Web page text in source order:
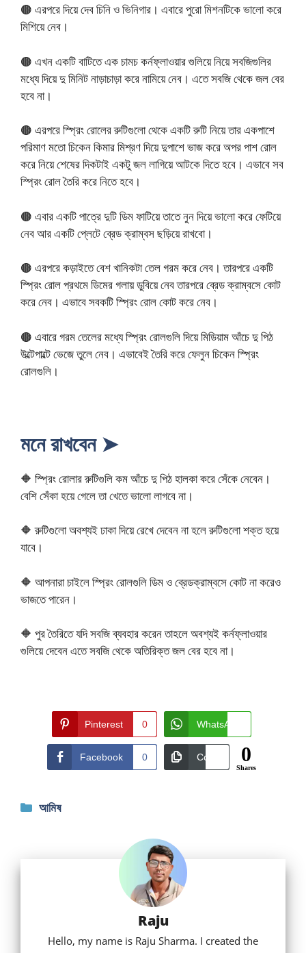
🟤 এরপরে দিয়ে দেব চিনি ও ভিনিগার। এবারে পুরো মিশনটিকে ভালো করে
মিশিয়ে নেব।
🟤 এখন একটি বাটিতে এক চামচ কর্নফ্লাওয়ার গুলিয়ে নিয়ে সবজিগুলির
মধ্যে দিয়ে দু মিনিট নাড়াচাড়া করে নামিয়ে নেব। এতে সবজি থেকে জল বের
হবে না।
🟤 এরপরে স্প্রিং রোলের রুটিগুলো থেকে একটি রুটি নিয়ে তার একপাশে
পরিমাণ মতো চিকেন কিমার মিশ্রণ দিয়ে দুপাশে ভাজ করে অপর পাশ রোল
করে নিয়ে শেষের দিকটাই একটু জল লাগিয়ে আটকে দিতে হবে। এভাবে সব
স্প্রিং রোল তৈরি করে নিতে হবে।
🟤 এবার একটি পাত্রে দুটি ডিম ফাটিয়ে তাতে নুন দিয়ে ভালো করে ফেটিয়ে
নেব আর একটি প্লেটে ব্রেড ক্রাম্বস ছড়িয়ে রাখবো।
🟤 এরপরে কড়াইতে বেশ খানিকটা তেল গরম করে নেব। তারপরে একটি
স্প্রিং রোল প্রথমে ডিমের গলায় ডুবিয়ে নেব তারপরে ব্রেড ক্রাম্বসে কোট
করে নেব। এভাবে সবকটি স্প্রিং রোল কোট করে নেব।
🟤 এবারে গরম তেলের মধ্যে স্প্রিং রোলগুলি দিয়ে মিডিয়াম আঁচে দু পিঠ
উল্টেপাল্টে ভেজে তুলে নেব। এভাবেই তৈরি করে ফেলুন চিকেন স্প্রিং
রোলগুলি।
মনে রাখবেন ➤
🔶 স্প্রিং রোলার রুটিগুলি কম আঁচে দু পিঠ হালকা করে সেঁকে নেবেন।
বেশি সেঁকা হয়ে গেলে তা খেতে ভালো লাগবে না।
🔶 রুটিগুলো অবশ্যই ঢাকা দিয়ে রেখে দেবেন না হলে রুটিগুলো শক্ত হয়ে
যাবে।
🔶 আপনারা চাইলে স্প্রিং রোলগুলি ডিম ও ব্রেডক্রাম্বসে কোট না করেও
ভাজতে পারেন।
🔶 পুর তৈরিতে যদি সবজি ব্যবহার করেন তাহলে অবশ্যই কর্নফ্লাওয়ার
গুলিয়ে দেবেন এতে সবজি থেকে অতিরিক্ত জল বের হবে না।
Pinterest 0 WhatsApp
Facebook 0 Copy 0
Shares
Categories
আমিষ
Raju
Hello, my name is Raju Sharma. I created the